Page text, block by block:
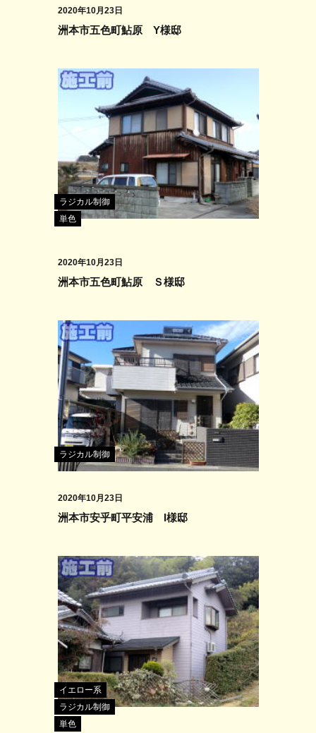
2020年10月23日
洲本市五色町鮎原 Y様邸
ラジカル制御
単色
2020年10月23日
洲本市五色町鮎原 Ｓ様邸
ラジカル制御
2020年10月23日
洲本市安乎町平安浦 I様邸
イエロー系
ラジカル制御
単色